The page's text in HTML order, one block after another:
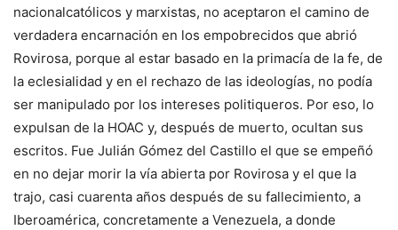
nacionalcatólicos y marxistas, no aceptaron el camino de
verdadera encarnación en los empobrecidos que abrió
Rovirosa, porque al estar basado en la primacía de la fe, de
la eclesialidad y en el rechazo de las ideologías, no podía
ser manipulado por los intereses politiqueros. Por eso, lo
expulsan de la HOAC y, después de muerto, ocultan sus
escritos. Fue Julián Gómez del Castillo el que se empeñó
en no dejar morir la vía abierta por Rovirosa y el que la
trajo, casi cuarenta años después de su fallecimiento, a
Iberoamérica, concretamente a Venezuela, a donde